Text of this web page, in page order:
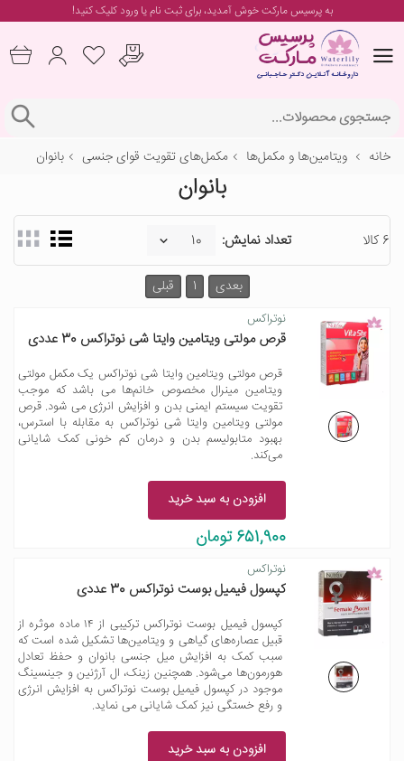
به پرسیس مارکت خوش آمدید، برایثبت نام یا ورودکلیک کنید!
خانه ویتامین‌ها و مکمل‌ها مکمل‌های تقویت قوای جنسی بانوان
بانوان
6 کالا تعداد نمایش:
قبلی 1 بعدی
نوتراکس
قرص مولتی ویتامین وایتا شی نوتراکس 30 عددی
قرص مولتی ویتامین وایتا شی نوتراکس یک مکمل مولتی
ویتامین مینرال مخصوص خانم‌ها می باشد که موجب
تقویت سیستم ایمنی بدن و افزایش انرژی می شود. قرص
مولتی ویتامین وایتا شی نوتراکس به مقابله با استرس،
بهبود متابولیسم بدن و درمان کم خونی کمک شایانی
می‌کند.
افزودن به سبد خرید
651,900 تومان
نوتراکس
کپسول فیمیل بوست نوتراکس 30 عددی
کپسول فیمیل بوست نوتراکس ترکیبی از ۱۴ ماده موثره از
قبیل عصاره‌های گیاهی و ویتامین‌ها تشکیل شده است که
سبب کمک به افزایش میل جنسی بانوان و حفظ تعادل
هورمون‌ها می‌شود. همچنین زینک، ال آرژنین و جینسینگ
موجود در کپسول فیمیل بوست نوتراکس به افزایش انرژی
و رفع خستگی نیز کمک شایانی می نماید.
افزودن به سبد خرید